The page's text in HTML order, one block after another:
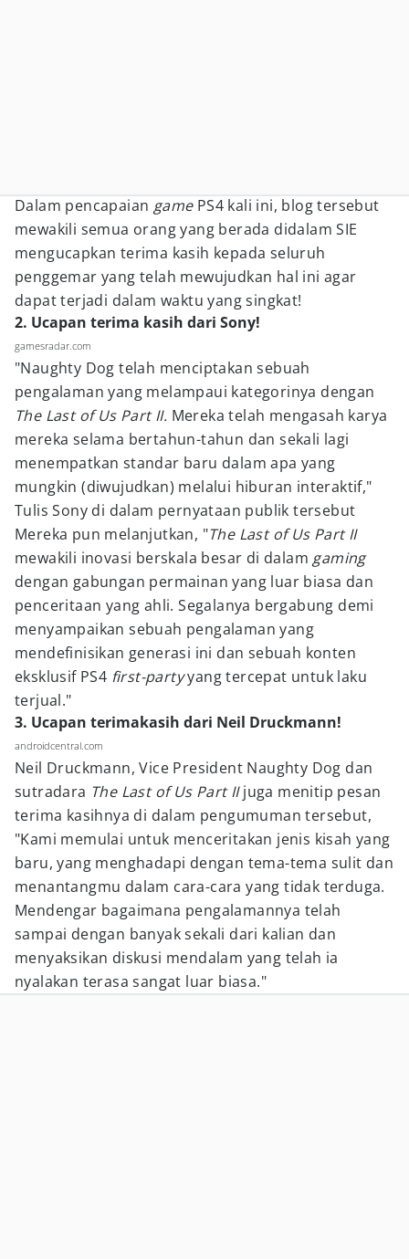
Dalam pencapaian game PS4 kali ini, blog tersebut
mewakili semua orang yang berada didalam SIE
mengucapkan terima kasih kepada seluruh
penggemar yang telah mewujudkan hal ini agar
dapat terjadi dalam waktu yang singkat!
2. Ucapan terima kasih dari Sony!
gamesradar.com
"Naughty Dog telah menciptakan sebuah
pengalaman yang melampaui kategorinya dengan
The Last of Us Part II. Mereka telah mengasah karya
mereka selama bertahun-tahun dan sekali lagi
menempatkan standar baru dalam apa yang
mungkin (diwujudkan) melalui hiburan interaktif,"
Tulis Sony di dalam pernyataan publik tersebut
Mereka pun melanjutkan, "The Last of Us Part II
mewakili inovasi berskala besar di dalam gaming
dengan gabungan permainan yang luar biasa dan
penceritaan yang ahli. Segalanya bergabung demi
menyampaikan sebuah pengalaman yang
mendefinisikan generasi ini dan sebuah konten
eksklusif PS4 first-partyyang tercepat untuk laku
terjual."
3. Ucapan terimakasih dari Neil Druckmann!
androidcentral.com
Neil Druckmann, Vice President Naughty Dog dan
sutradara The Last of Us Part IIjuga menitip pesan
terima kasihnya di dalam pengumuman tersebut,
"Kami memulai untuk menceritakan jenis kisah yang
baru, yang menghadapi dengan tema-tema sulit dan
menantangmu dalam cara-cara yang tidak terduga.
Mendengar bagaimana pengalamannya telah
sampai dengan banyak sekali dari kalian dan
menyaksikan diskusi mendalam yang telah ia
nyalakan terasa sangat luar biasa."